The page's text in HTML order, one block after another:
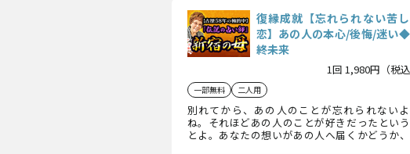
復縁成就【忘れられない苦
恋】あの人の本心/後悔/迷い
終未来
1回 1,980円（税込
一部無料 二人用
別れてから、あの人のことが忘れられない
ね。それほどあの人のことが好きだったとい
とよ。あなたの想いがあの人へ届くかどうか